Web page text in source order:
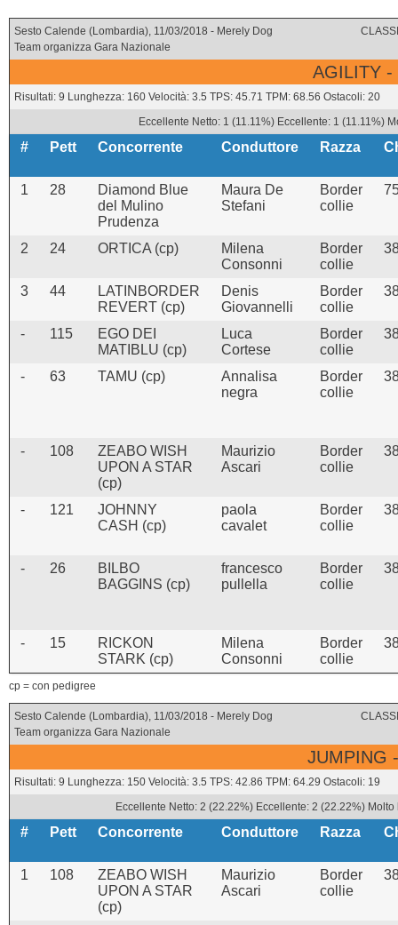
Sesto Calende (Lombardia), 11/03/2018 - Merely Dog
Team organizza Gara Nazionale
AGILITY -
Risultati: 9 Lunghezza: 160 Velocità: 3.5 TPS: 45.71 TPM: 68.56 Ostacoli: 20
Eccellente Netto: 1 (11.11%) Eccellente: 1 (11.11%)
# Pett Concorrente Conduttore Razza
1 28
Diamond Blue
del Mulino
Prudenza
Maura De
Stefani
Border
collie
2 24 ORTICA (cp)
Milena
Consonni
Border
collie
3 44
LATINBORDER
REVERT (cp)
Denis
Giovannelli
Border
collie
- 115
EGO DEI
MATIBLU (cp)
Luca
Cortese
Border
collie
- 63 TAMU (cp)
Annalisa
negra
Border
collie
- 108
ZEABO WISH
UPON A STAR
(cp)
Maurizio
Ascari
Border
collie
- 121
JOHNNY
CASH (cp)
paola
cavalet
Border
collie
- 26
BILBO
BAGGINS (cp)
francesco
pullella
Border
collie
- 15
RICKON
STARK (cp)
Milena
Consonni
Border
collie
cp = con pedigree
Sesto Calende (Lombardia), 11/03/2018 - Merely Dog
Team organizza Gara Nazionale
JUMPING
Risultati: 9 Lunghezza: 150 Velocità: 3.5 TPS: 42.86 TPM: 64.29 Ostacoli: 19
Eccellente Netto: 2 (22.22%) Eccellente: 2 (22.22%)
# Pett Concorrente Conduttore Razza
1 108
ZEABO WISH
UPON A STAR
(cp)
Maurizio
Ascari
Border
collie